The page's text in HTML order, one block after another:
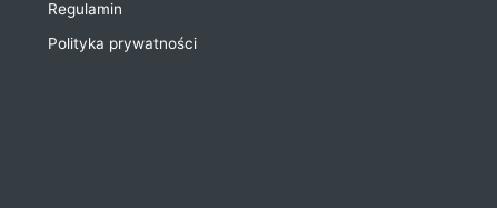
Regulamin
Polityka prywatności